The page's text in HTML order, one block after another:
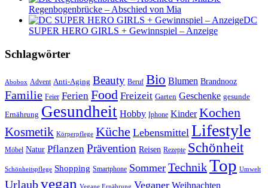
Regenbogenbrücke – Abschied von Mia
DC
SUPER HERO GIRLS + Gewinnspiel – Anzeige
Schlagwörter
Abobox Advent Anti-Aging Beauty Beruf Bio Blumen Brandnooz
Familie Feier Ferien Food Freizeit Garten Geschenke gesunde
Ernährung Gesundheit Hobby Iphone Kinder Kochen
Kosmetik Körperpflege Küche Lebensmittel Lifestyle
Möbel Natur Pflanzen Prävention Reisen Rezepte Schönheit
Schönheitspflege Shopping Smartphone Sommer TechnikTop Umwelt
Urlaubvegan Vegane Ernährung Veganer Weihnachten